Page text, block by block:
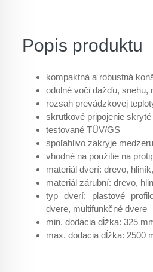
Popis produktu
kompaktná a robustná
odolné voči dažďu, snehu,
rozsah prevádzkovej
skrutkové pripojenie
testované TÜV/GS
spoľahlivo zakryje
vhodné na použitie na
materiál dverí: drevo,
materiál zárubní: drevo,
typ dverí: plastové
dvere, multifunkčné dvere
min. dodacia dĺžka: 325
max. dodacia dĺžka: 2500